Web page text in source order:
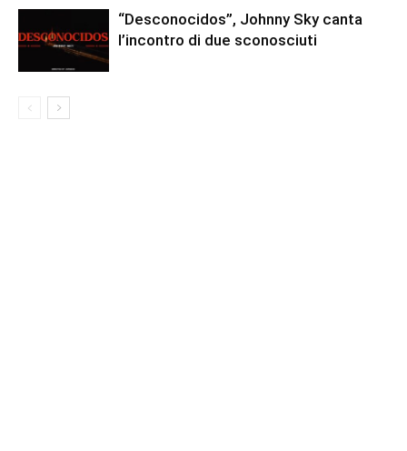
“Desconocidos”, Johnny Sky canta
l’incontro di due sconosciuti